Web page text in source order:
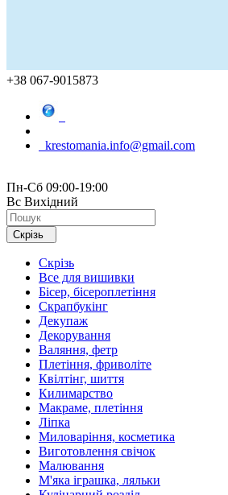
+38 067-9015873
krestomania.info@gmail.com
Пн-Сб 09:00-19:00
Вс Вихідний
Скрізь
Скрізь
Все для вишивки
Бісер, бісероплетіння
Скрапбукінг
Декупаж
Декорування
Валяння, фетр
Плетіння, фриволіте
Квілтінг, шиття
Килимарство
Макраме, плетіння
Ліпка
Миловаріння, косметика
Виготовлення свічок
Малювання
М'яка іграшка, ляльки